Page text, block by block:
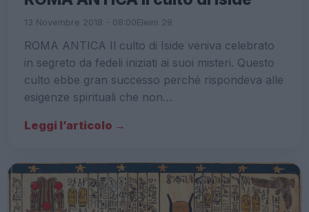
13 Novembre 2018 - 08:00Eleim 28
ROMA ANTICA Il culto di Iside veniva celebrato
in segreto da fedeli iniziati ai suoi misteri. Questo
culto ebbe gran successo perché rispondeva alle
esigenze spirituali che non…
Leggi l’articolo →